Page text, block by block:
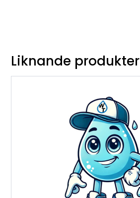
Liknande produkter